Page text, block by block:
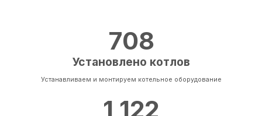
708
Установлено котлов
Устанавливаем и монтируем котельное оборудование
1 122